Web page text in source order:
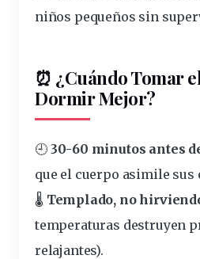
niños pequeños sin
⏰ ¿Cuándo Tomar
Dormir Mejor?
🕘 30-60 minutos antes
que el cuerpo asimile sus
🌡️ Templado, no
temperaturas destruyen
relajantes).